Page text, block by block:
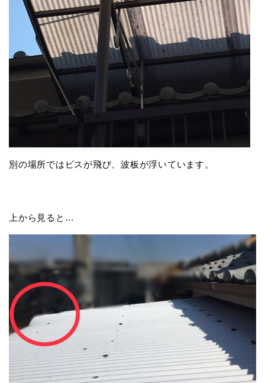
別の場所ではビスが飛び、波板が浮いています。
上から見ると…